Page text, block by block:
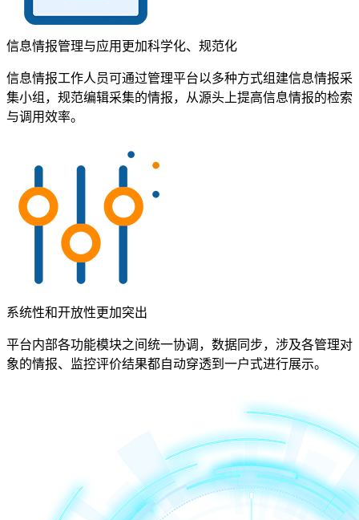
信息情报管理与应用更加科学化、规范化
信息情报工作人员可通过管理平台以多种方式组建信息情报采
集小组，规范编辑采集的情报，从源头上提高信息情报的检索
与调用效率。
系统性和开放性更加突出
平台内部各功能模块之间统一协调，数据同步，涉及各管理对
象的情报、监控评价结果都自动穿透到一户式进行展示。